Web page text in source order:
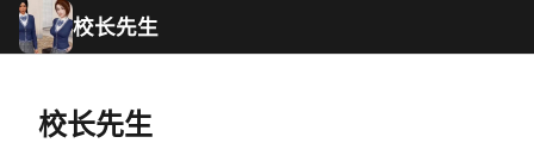
校长先生
校长先生